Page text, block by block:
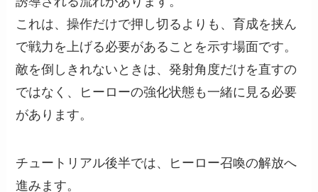
これは、操作だけで押し切るよりも、育成を挟ん
で戦力を上げる必要があることを示す場面です。
敵を倒しきれないときは、発射角度だけを直すの
ではなく、ヒーローの強化状態も一緒に見る必要
があります。
チュートリアル後半では、ヒーロー召喚の解放へ
進みます。